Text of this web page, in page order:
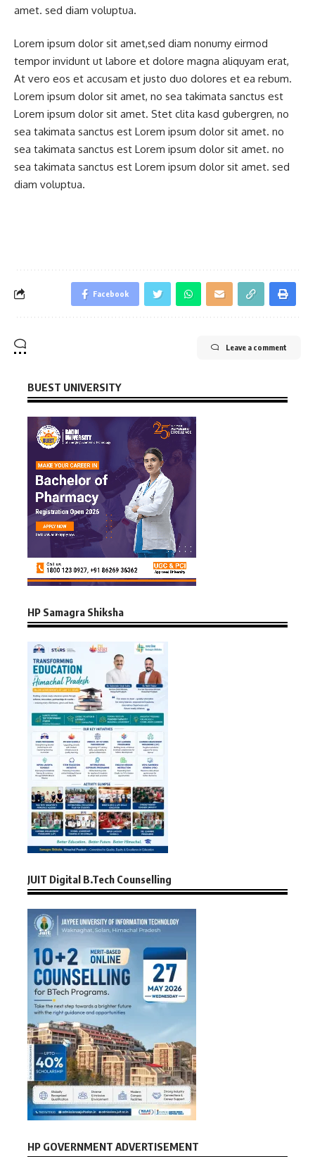
amet. sed diam voluptua.
Lorem ipsum dolor sit amet,sed diam nonumy eirmod
tempor invidunt ut labore et dolore magna aliquyam erat,
At vero eos et accusam et justo duo dolores et ea rebum.
Lorem ipsum dolor sit amet, no sea takimata sanctus est
Lorem ipsum dolor sit amet. Stet clita kasd gubergren, no
sea takimata sanctus est Lorem ipsum dolor sit amet. no
sea takimata sanctus est Lorem ipsum dolor sit amet. no
sea takimata sanctus est Lorem ipsum dolor sit amet. sed
diam voluptua.
Facebook
Leave a comment
BUEST UNIVERSITY
HP Samagra Shiksha
JUIT Digital B.Tech Counselling
HP GOVERNMENT ADVERTISEMENT